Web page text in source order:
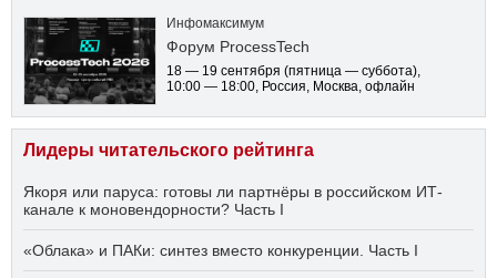
Инфомаксимум
Форум ProcessTech
18 — 19 сентября (пятница — суббота),
10:00 — 18:00, Россия, Москва, офлайн
Лидеры читательского рейтинга
Якоря или паруса: готовы ли партнёры в российском ИТ-
канале к моновендорности? Часть I
«Облака» и ПАКи: синтез вместо конкуренции. Часть I